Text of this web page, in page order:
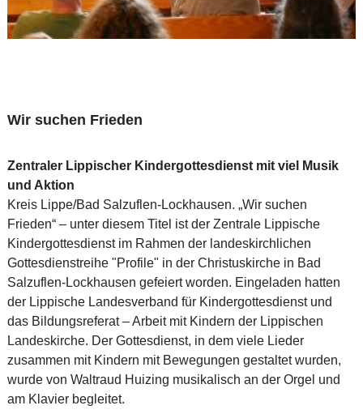
Wir suchen Frieden
Zentraler Lippischer Kindergottesdienst mit viel Musik
und Aktion
Kreis Lippe/Bad Salzuflen-Lockhausen. „Wir suchen
Frieden“ – unter diesem Titel ist der Zentrale Lippische
Kindergottesdienst im Rahmen der landeskirchlichen
Gottesdienstreihe "Profile" in der Christuskirche in Bad
Salzuflen-Lockhausen gefeiert worden. Eingeladen hatten
der Lippische Landesverband für Kindergottesdienst und
das Bildungsreferat – Arbeit mit Kindern der Lippischen
Landeskirche. Der Gottesdienst, in dem viele Lieder
zusammen mit Kindern mit Bewegungen gestaltet wurden,
wurde von Waltraud Huizing musikalisch an der Orgel und
am Klavier begleitet.